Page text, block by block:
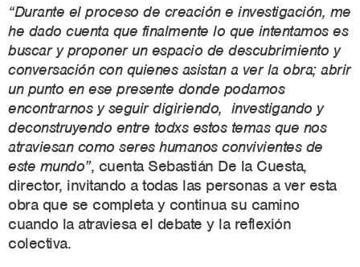
“Durante el proceso de creación e investigación, me
he dado cuenta que finalmente lo que intentamos es
buscar y proponer un espacio de descubrimiento y
conversación con quienes asistan a ver la obra; abrir
un punto en ese presente donde podamos
encontrarnos y seguir digiriendo, investigando y
deconstruyendo entre todxs estos temas que nos
atraviesan como seres humanos convivientes de
este mundo”, cuenta Sebastián De la Cuesta,
director, invitando a todas las personas a ver esta
obra que se completa y continua su camino
cuando la atraviesa el debate y la reflexión
colectiva.